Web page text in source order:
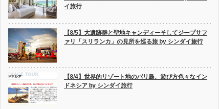
イ旅行
【8/5】大遺跡群と聖地キャンディーそしてジープサフ
ァリ「スリランカ」の見所を巡る旅 by シンダイ旅行
【8/4】世界的リゾート地のバリ島、遊び方色々なイン
ドネシア by シンダイ旅行